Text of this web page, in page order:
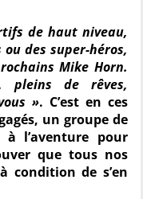
de haut niveau,
des super-héros,
Mike Horn.
pleins de rêves,
». C’est en ces
un groupe de
l’aventure pour
que tous nos
condition de s’en